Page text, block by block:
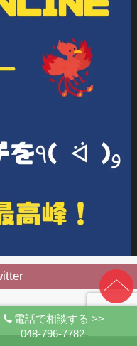
電話で相談する >>
048-796-7782